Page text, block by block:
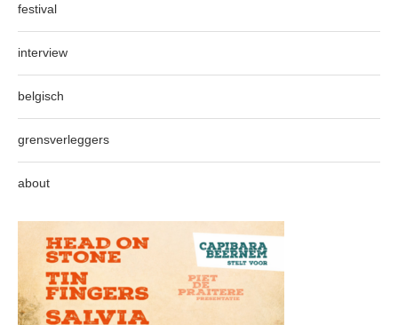
festival
interview
belgisch
grensverleggers
about